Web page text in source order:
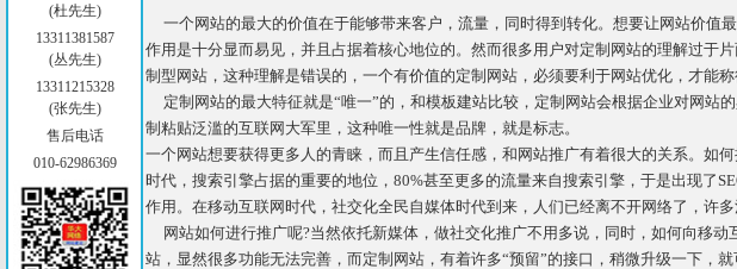
一个网站的最大的价值在于能够带来客户，流量，同时得到转化。想要让网站价值最
作用是十分显而易见，并且占据着核心地位的。然而很多用户对定制网站的理解过于
制型网站，这种理解是错误的，一个有价值的定制网站，必须要利于网站优化，才能称
定制网站的最大特征就是“唯一”的，和模板建站比较，定制网站会根据企业对网站
制粘贴泛滥的互联网大军里，这种唯一性就是品牌，就是标志。
一个网站想要获得更多人的青睐，而且产生信任感，和网站推广有着很大的关系。如
时代，搜索引擎占据的重要的地位，80%甚至更多的流量来自搜索引擎，于是出现了
作用。在移动互联网时代，社交化全民自媒体时代到来，人们已经离不开网络了，许
网站如何进行推广呢?当然依托新媒体，做社交化推广不用多说，同时，如何向移动
站，显然很多功能无法完善，而定制网站，有着许多“预留”的接口，稍微升级一下，
(杜先生)
13311381587
(丛先生)
13311215328
(张先生)
售后电话
010-62986369